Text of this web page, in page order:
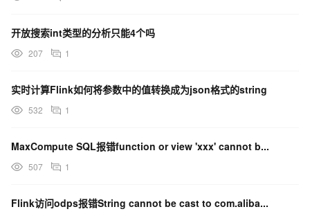
开放搜索int类型的分析只能4个吗
207 1
实时计算Flink如何将参数中的值转换成为json格式的string
532 1
MaxCompute SQL报错function or view 'xxx' cannot b...
507 1
Flink访问odps报错String cannot be cast to com.aliba...